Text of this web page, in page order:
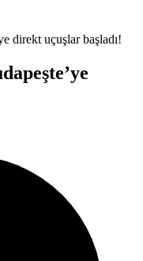
direkt uçuşlar başladı!